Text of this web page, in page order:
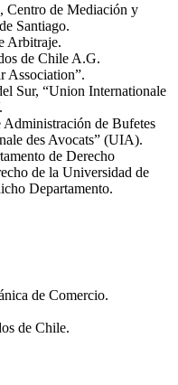
Centro de Mediación y
Santiago.
Arbitraje.
de Chile A.G.
Association”.
Sur, “Union Internationale
de Bufetes
des Avocats” (UIA).
de Derecho
de la Universidad de
Departamento.
de Comercio.
de Chile.